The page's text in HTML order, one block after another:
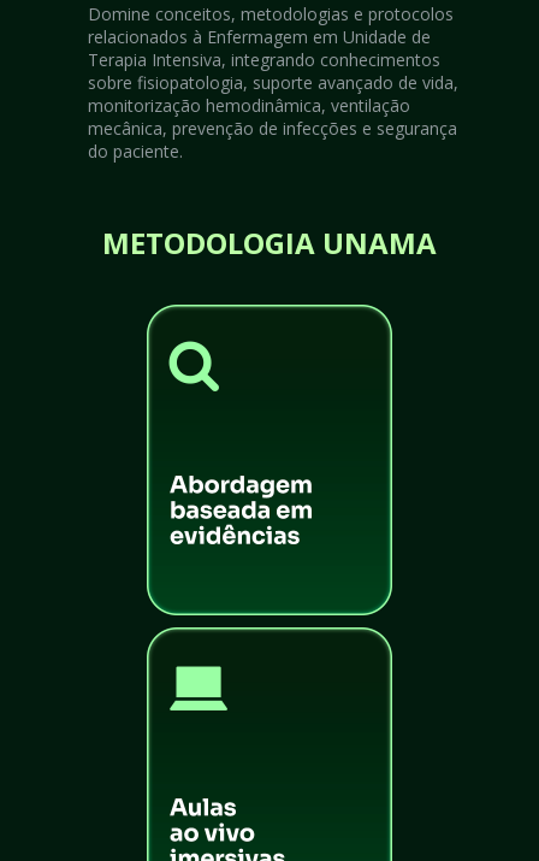
Domine conceitos, metodologias e protocolos
relacionados à Enfermagem em Unidade de
Terapia Intensiva, integrando conhecimentos
sobre fisiopatologia, suporte avançado de vida,
monitorização hemodinâmica, ventilação
mecânica, prevenção de infecções e segurança
do paciente.
METODOLOGIA UNAMA